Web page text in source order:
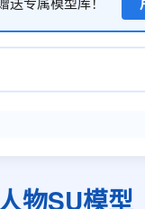
物SU模型